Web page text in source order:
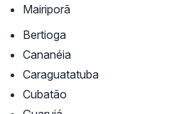
Mairiporã
Bertioga
Cananéia
Caraguatatuba
Cubatão